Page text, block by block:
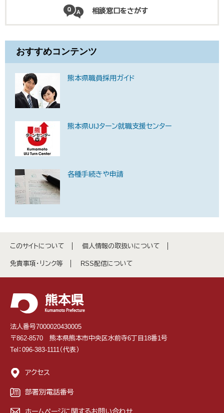
相談窓口をさがす
おすすめコンテンツ
熊本県職員採用ガイド
熊本県UIJターン就職支援センター
各種手続きや申請
このサイトについて 個人情報の取扱いについて
免責事項・リンク等 RSS配信について
法人番号7000020430005
〒862-8570 熊本県熊本市中央区水前寺6丁目18番1号
Tel：096-383-1111（代表）
アクセス
部署別電話番号